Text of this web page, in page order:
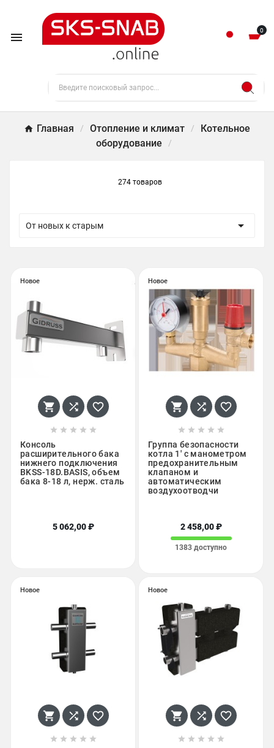
 0
Главная Отопление и климат
Котельное
оборудование
274 товаров
От новых к старым 
Новое
  
    
Консоль
расширительного бака
нижнего подключения
BKSS-18D.BASIS, объем
бака 8-18 л, нерж. сталь
5 062,00 ₽
Новое
  
    
Группа безопасности
котла 1' с манометром
предохранительным
клапаном и
автоматическим
воздухоотводчи
2 458,00 ₽
1383 доступно
Новое
  
    
Новое
  
    